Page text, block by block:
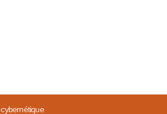
cybernétique